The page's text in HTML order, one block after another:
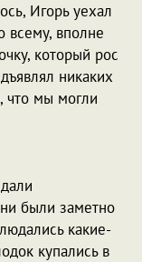
Игорь уехал
всему, вполне
который рос
никаких
что мы могли
были заметно
какие-
купались в